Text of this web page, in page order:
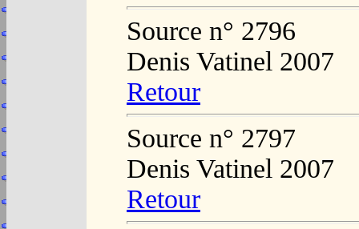
Source n° 2796
Denis Vatinel 2007
Retour
Source n° 2797
Denis Vatinel 2007
Retour